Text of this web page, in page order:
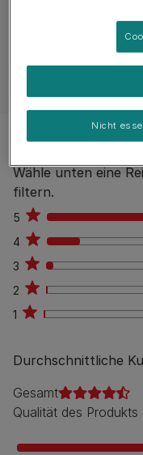
Jetzt Produkt
So sorgen wir von
Wähle unten eine
filtern.
5 192
4
27
3
6
2
1
1
1
Durchschnittliche
Gesamt
Qualität des Produkts
Nicht